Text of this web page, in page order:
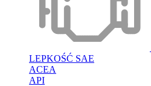
LEPKOŚĆ SAE
ACEA
API